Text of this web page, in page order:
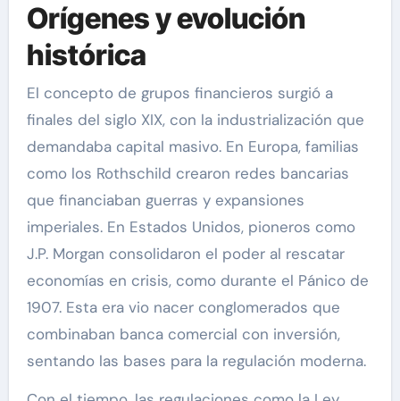
Orígenes y evolución
histórica
El concepto de grupos financieros surgió a
finales del siglo XIX, con la industrialización que
demandaba capital masivo. En Europa, familias
como los Rothschild crearon redes bancarias
que financiaban guerras y expansiones
imperiales. En Estados Unidos, pioneros como
J.P. Morgan consolidaron el poder al rescatar
economías en crisis, como durante el Pánico de
1907. Esta era vio nacer conglomerados que
combinaban banca comercial con inversión,
sentando las bases para la regulación moderna.